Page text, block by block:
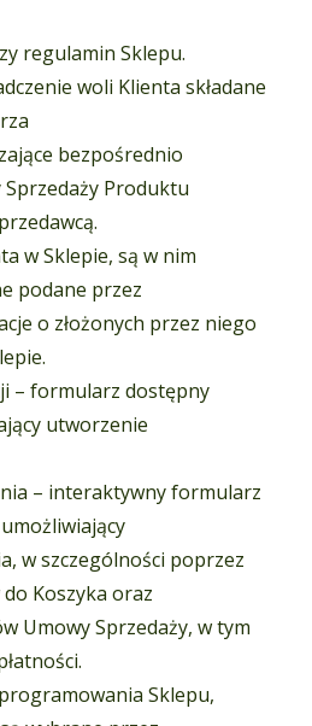
regulamin Sklepu.
woli Klienta składane
bezpośrednio
Produktu
w Sklepie, są w nim
podane przez
o złożonych przez niego
– formularz dostępny
utworzenie
– interaktywny formularz
w szczególności poprzez
Koszyka oraz
Umowy Sprzedaży, w tym
Sklepu,